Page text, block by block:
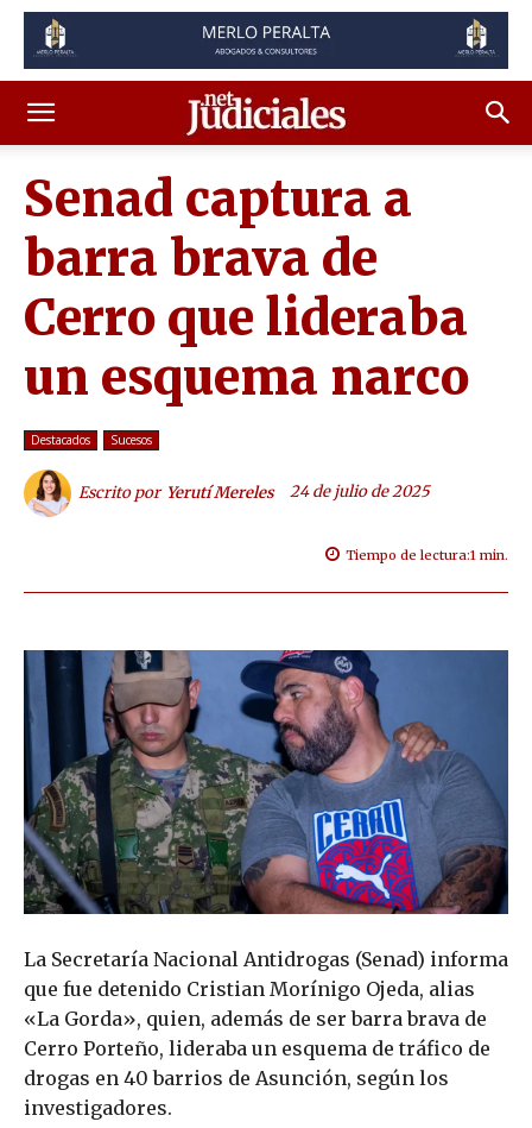
Senad captura a
barra brava de
Cerro que lideraba
un esquema narco
Destacados Sucesos
Escrito por Yerutí Mereles 24 de julio de 2025
Tiempo de lectura:1 min.
La Secretaría Nacional Antidrogas (Senad) informa
que fue detenido Cristian Morínigo Ojeda, alias
«La Gorda», quien, además de ser barra brava de
Cerro Porteño, lideraba un esquema de tráfico de
drogas en 40 barrios de Asunción, según los
investigadores.